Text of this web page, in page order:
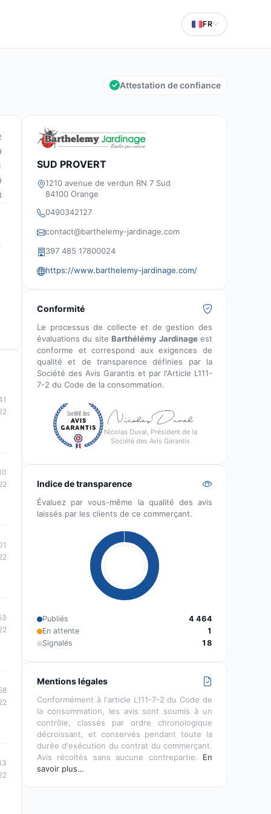
FR
Attestation de confiance
SUD PROVERT
1210 avenue de verdun RN 7 Sud
84100 Orange
0490342127
contact@barthelemy-jardinage.com
397 485 17800024
https://www.barthelemy-jardinage.com/
Conformité
Le processus de collecte et de gestion des
évaluations du siteBarthélémy Jardinageest
conforme et correspond aux exigences de
qualité et de transparence définies par la
Société des Avis Garantis et par l'Article L111-
7-2 du Code de la consommation.
Nicolas Duval, Président de la
Société des Avis Garantis
Indice de transparence
Évaluez par vous-même la qualité des avis
laissés par les clients de ce commerçant.
Publiés
4 464
En attente
1
Signalés
18
Mentions légales
Conformément à l'article L111-7-2 du Code de
la consommation, les avis sont soumis à un
contrôle, classés par ordre chronologique
décroissant, et conservés pendant toute la
durée d'exécution du contrat du commerçant.
Avis récoltés sans aucune contrepartie. En
savoir plus…